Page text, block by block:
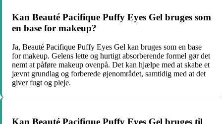
Kan Beauté Pacifique Puffy Eyes Gel bruges som
en base for makeup?
Ja, Beauté Pacifique Puffy Eyes Gel kan bruges som en base
for makeup. Gelens lette og hurtigt absorberende formel gør det
nemt at påføre makeup ovenpå. Det kan hjælpe med at skabe et
jævnt grundlag og forberede øjenområdet, samtidig med at det
giver fugt og pleje.
Kan Beauté Pacifique Puffy Eyes Gel bruges til